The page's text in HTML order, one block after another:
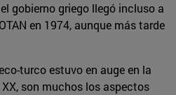
gobierno griego llegó incluso a
en 1974, aunque más tarde
turco estuvo en auge en la
son muchos los aspectos